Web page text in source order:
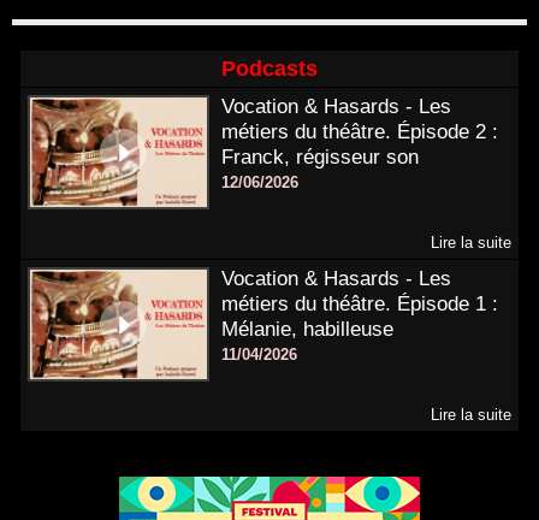
Podcasts
Vocation & Hasards - Les
métiers du théâtre. Épisode 2 :
Franck, régisseur son
12/06/2026
Lire la suite
Vocation & Hasards - Les
métiers du théâtre. Épisode 1 :
Mélanie, habilleuse
11/04/2026
Lire la suite